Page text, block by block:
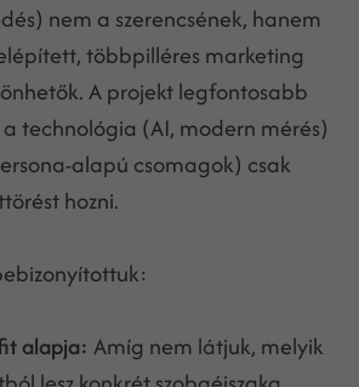
nem a szerencsének, hanem
többpilléres marketing
A projekt legfontosabb
technológia (AI, modern mérés)
alapú csomagok) csak
hozni.
alapja: Amíg nem látjuk, melyik